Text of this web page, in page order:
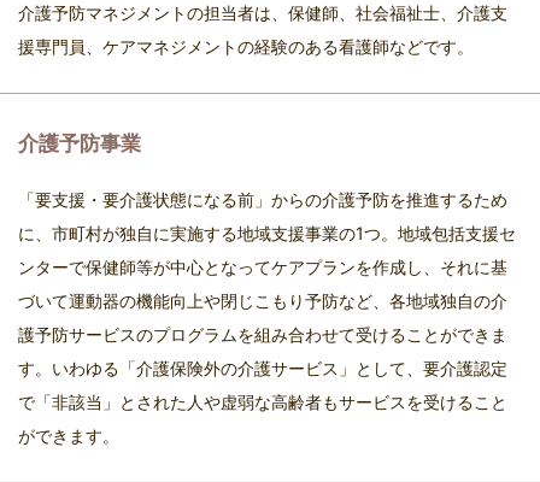
介護予防マネジメントの担当者は、保健師、社会福祉士、介護支
援専門員、ケアマネジメントの経験のある看護師などです。
介護予防事業
「要支援・要介護状態になる前」からの介護予防を推進するため
に、市町村が独自に実施する地域支援事業の1つ。地域包括支援セ
ンターで保健師等が中心となってケアプランを作成し、それに基
づいて運動器の機能向上や閉じこもり予防など、各地域独自の介
護予防サービスのプログラムを組み合わせて受けることができま
す。いわゆる「介護保険外の介護サービス」として、要介護認定
で「非該当」とされた人や虚弱な高齢者もサービスを受けること
ができます。